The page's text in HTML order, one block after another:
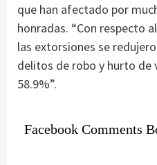
que han afectado por
honradas. “Con respecto
las extorsiones se
delitos de robo y hurto de
58.9%”.
Facebook Comments